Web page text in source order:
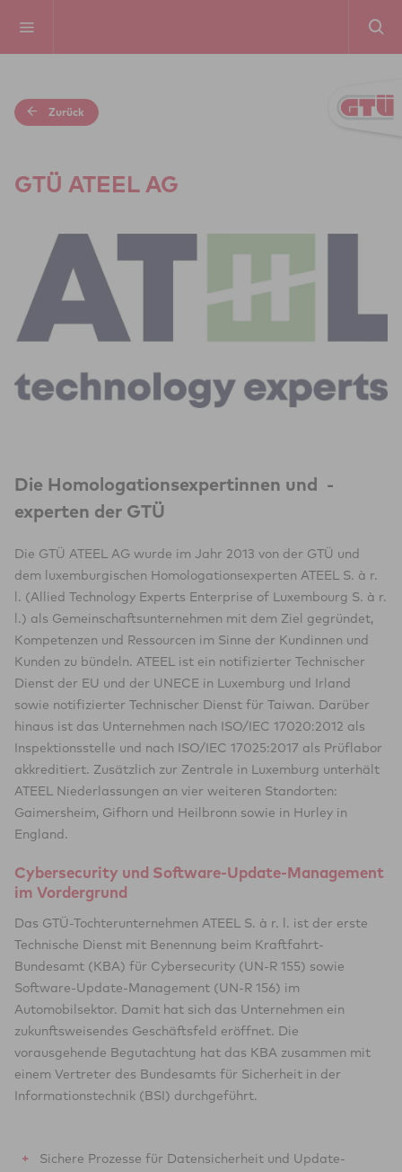
Zurück
GTÜ ATEEL AG
Die Homologationsexpertinnen und -
experten der GTÜ
Die GTÜ ATEEL AG wurde im Jahr 2013 von der GTÜ und
dem luxemburgischen Homologationsexperten ATEEL S. à r.
l. (Allied Technology Experts Enterprise of Luxembourg S. à r.
l.) als Gemeinschaftsunternehmen mit dem Ziel gegründet,
Kompetenzen und Ressourcen im Sinne der Kundinnen und
Kunden zu bündeln. ATEEL ist ein notifizierter Technischer
Dienst der EU und der UNECE in Luxemburg und Irland
sowie notifizierter Technischer Dienst für Taiwan. Darüber
hinaus ist das Unternehmen nach ISO/IEC 17020:2012 als
Inspektionsstelle und nach ISO/IEC 17025:2017 als Prüflabor
akkreditiert. Zusätzlich zur Zentrale in Luxemburg unterhält
ATEEL Niederlassungen an vier weiteren Standorten:
Gaimersheim, Gifhorn und Heilbronn sowie in Hurley in
England.
Cybersecurity und Software-Update-Management
im Vordergrund
Das GTÜ-Tochterunternehmen ATEEL S. à r. l. ist der erste
Technische Dienst mit Benennung beim Kraftfahrt-
Bundesamt (KBA) für Cybersecurity (UN-R 155) sowie
Software-Update-Management (UN-R 156) im
Automobilsektor. Damit hat sich das Unternehmen ein
zukunftsweisendes Geschäftsfeld eröffnet. Die
vorausgehende Begutachtung hat das KBA zusammen mit
einem Vertreter des Bundesamts für Sicherheit in der
Informationstechnik (BSI) durchgeführt.
Sichere Prozesse für Datensicherheit und Update-